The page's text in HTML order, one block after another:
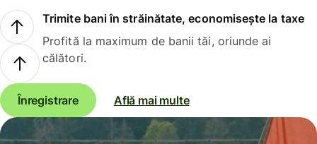
Trimite bani în străinătate, economisește la taxe
Profită la maximum de banii tăi, oriunde ai
călători.
Înregistrare Află mai multe